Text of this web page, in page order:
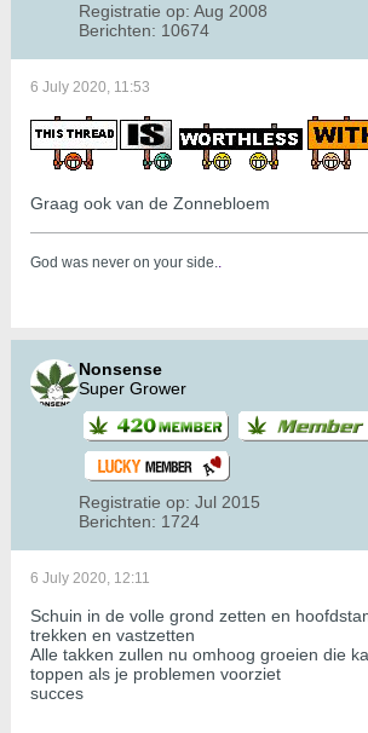
Registratie op: Aug 2008
Berichten: 10674
6 July 2020, 11:53
Graag ook van de Zonnebloem
God was never on your side..
Nonsense
Super Grower
Registratie op: Jul 2015
Berichten: 1724
6 July 2020, 12:11
Schuin in de volle grond zetten en
trekken en vastzetten
Alle takken zullen nu omhoog groeien die
toppen als je problemen voorziet
succes